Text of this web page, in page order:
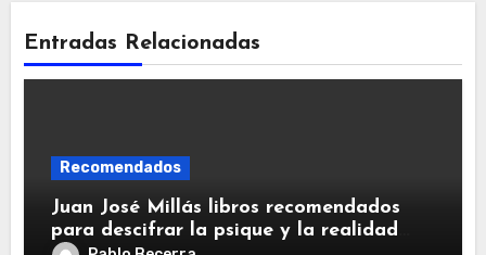
Entradas Relacionadas
Recomendados
Juan José Millás libros recomendados
para descifrar la psique y la realidad